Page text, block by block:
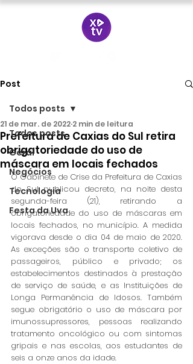
Post
Todos posts
Geral
Negócios
Tecnologia
Festa da Uva
Todos posts
Prefeitura de Caxias do Sul retira
obrigatoriedade do uso de
máscara em locais fechados
21 de mar. de 2022 2 min de leitura
O Gabinete de Crise da Prefeitura de Caxias
do Sul publicou decreto, na noite desta
segunda-feira (21), retirando a
obrigatoriedade do uso de máscaras em
locais fechados, no município. A medida
vigorava desde o dia 04 de maio de 2020.
As exceções são o transporte coletivo de
passageiros, público e privado; os
estabelecimentos destinados à prestação
de serviço de saúde, e as Instituições de
Longa Permanência de Idosos. Também
segue obrigatório o uso de máscara por
imunossupressores, pessoas realizando
tratamento oncológico ou com sintomas
gripais e nas escolas, aos estudantes de
seis a onze anos da idade.